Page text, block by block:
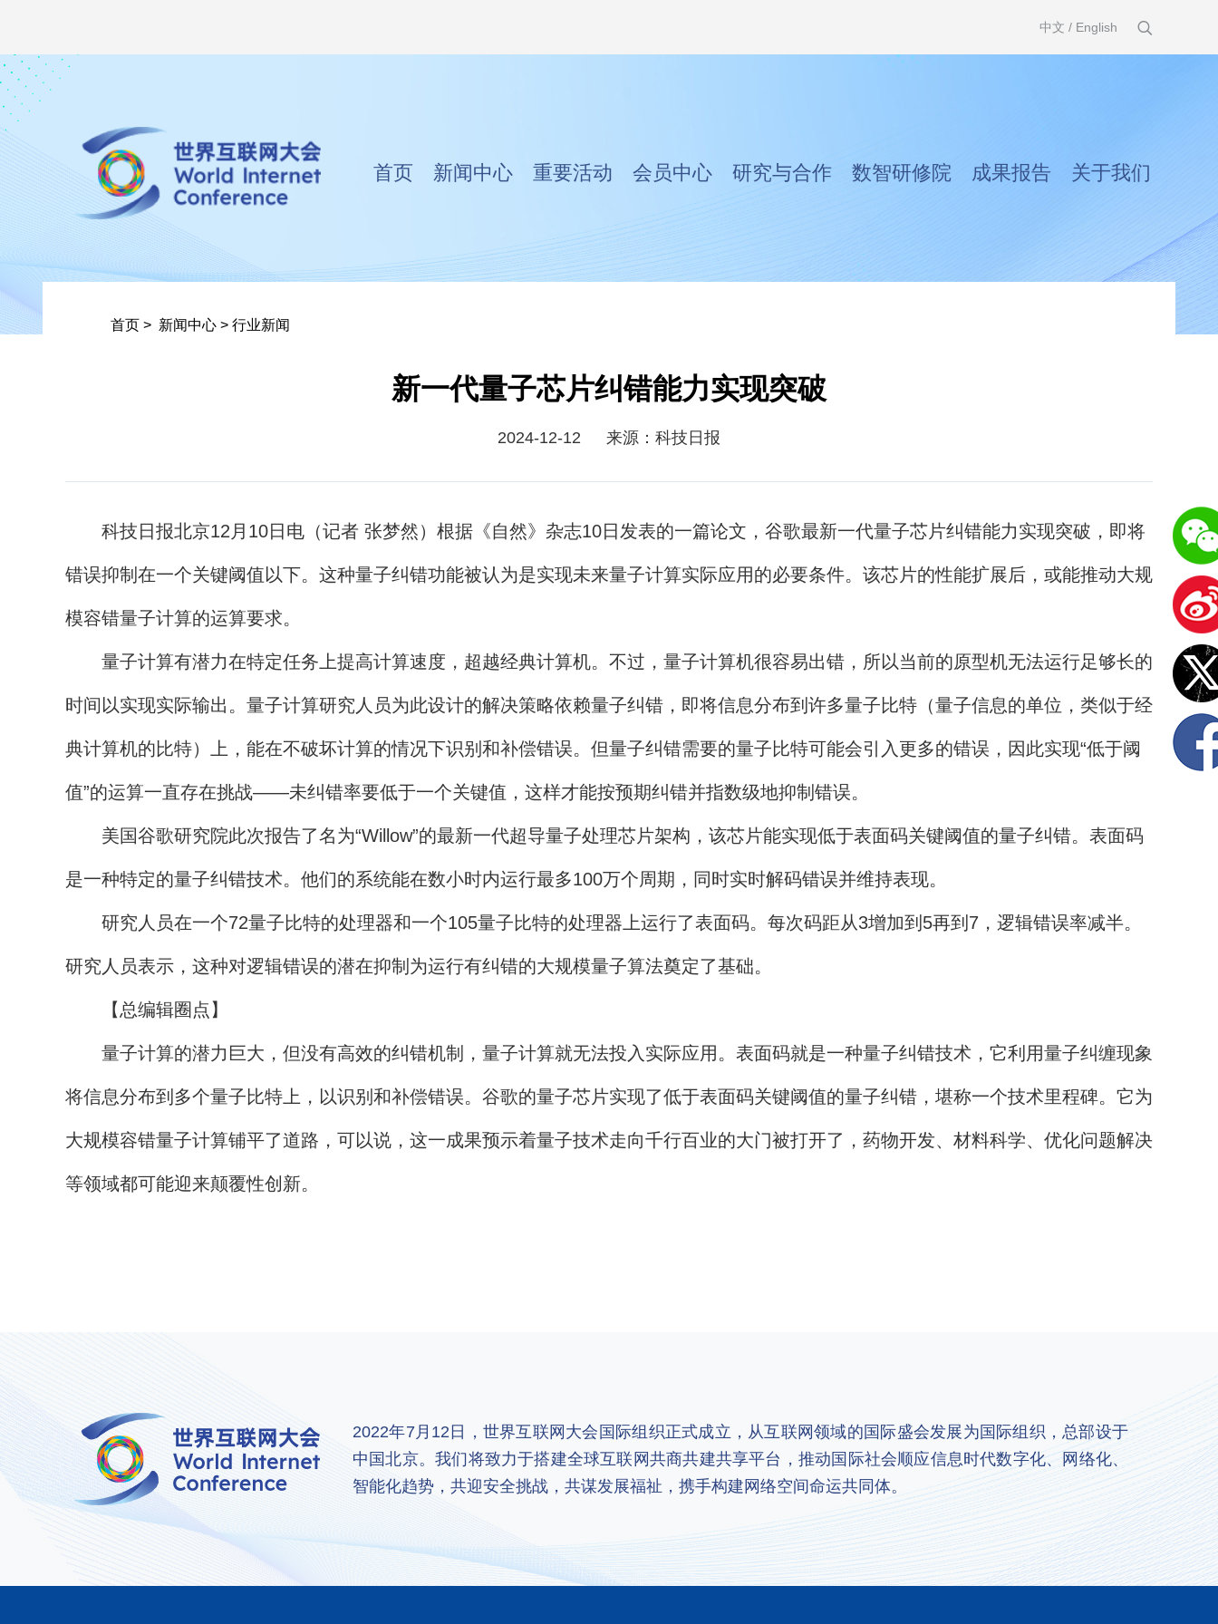
中文 / English
首页 新闻中心 重要活动 会员中心 研究与合作 数智研修院 成果报告 关于我们
首页 > 新闻中心 > 行业新闻
新一代量子芯片纠错能力实现突破
2024-12-12 来源：科技日报
科技日报北京12月10日电（记者 张梦然）根据《自然》杂志10日发表的一篇论文，谷歌最新一代量子芯片纠错能力实现突破，即将
错误抑制在一个关键阈值以下。这种量子纠错功能被认为是实现未来量子计算实际应用的必要条件。该芯片的性能扩展后，或能推动大规
模容错量子计算的运算要求。
量子计算有潜力在特定任务上提高计算速度，超越经典计算机。不过，量子计算机很容易出错，所以当前的原型机无法运行足够长的
时间以实现实际输出。量子计算研究人员为此设计的解决策略依赖量子纠错，即将信息分布到许多量子比特（量子信息的单位，类似于经
典计算机的比特）上，能在不破坏计算的情况下识别和补偿错误。但量子纠错需要的量子比特可能会引入更多的错误，因此实现“低于阈
值”的运算一直存在挑战——未纠错率要低于一个关键值，这样才能按预期纠错并指数级地抑制错误。
美国谷歌研究院此次报告了名为“Willow”的最新一代超导量子处理芯片架构，该芯片能实现低于表面码关键阈值的量子纠错。表面码
是一种特定的量子纠错技术。他们的系统能在数小时内运行最多100万个周期，同时实时解码错误并维持表现。
研究人员在一个72量子比特的处理器和一个105量子比特的处理器上运行了表面码。每次码距从3增加到5再到7，逻辑错误率减半。
研究人员表示，这种对逻辑错误的潜在抑制为运行有纠错的大规模量子算法奠定了基础。
【总编辑圈点】
量子计算的潜力巨大，但没有高效的纠错机制，量子计算就无法投入实际应用。表面码就是一种量子纠错技术，它利用量子纠缠现象
将信息分布到多个量子比特上，以识别和补偿错误。谷歌的量子芯片实现了低于表面码关键阈值的量子纠错，堪称一个技术里程碑。它为
大规模容错量子计算铺平了道路，可以说，这一成果预示着量子技术走向千行百业的大门被打开了，药物开发、材料科学、优化问题解决
等领域都可能迎来颠覆性创新。
2022年7月12日，世界互联网大会国际组织正式成立，从互联网领域的国际盛会发展为国际组织，总部设于
中国北京。我们将致力于搭建全球互联网共商共建共享平台，推动国际社会顺应信息时代数字化、网络化、
智能化趋势，共迎安全挑战，共谋发展福祉，携手构建网络空间命运共同体。